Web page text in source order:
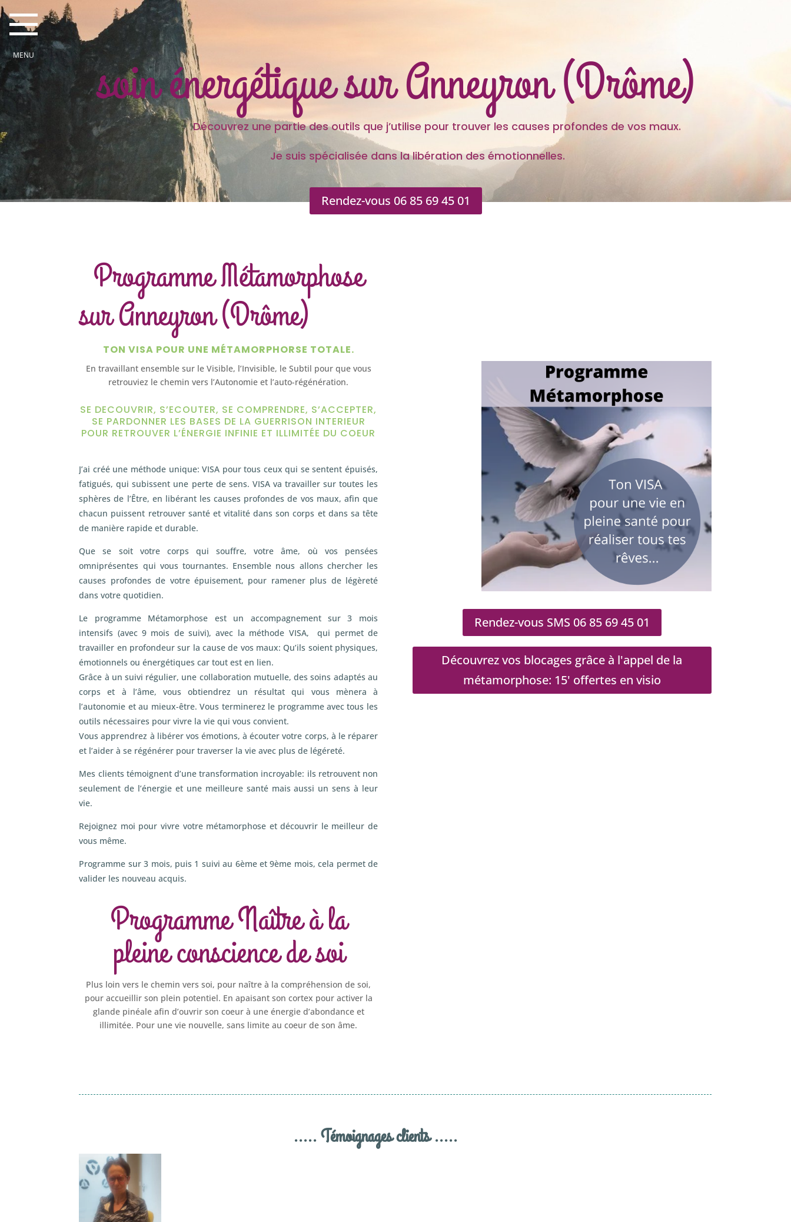
soin énergétique sur Anneyron (Drôme)
Découvrez une partie des outils que j’utilise pour trouver les causes profondes de vos maux.
Je suis spécialisée dans la libération des émotionnelles.
Rendez-vous 06 85 69 45 01
Programme Métamorphose
sur Anneyron (Drôme)
TON VISA POUR UNE MÉTAMORPHORSE TOTALE.
En travaillant ensemble sur le Visible, l’Invisible, le Subtil pour que vous
retrouviez le chemin vers l’Autonomie et l’auto-régénération.
SE DECOUVRIR, S’ECOUTER, SE COMPRENDRE, S’ACCEPTER,
SE PARDONNER LES BASES DE LA GUERRISON INTERIEUR
POUR RETROUVER L’ÉNERGIE INFINIE ET ILLIMITÉE DU COEUR
J’ai créé une méthode unique: VISA pour tous ceux qui se sentent épuisés,
fatigués, qui subissent une perte de sens. VISA va travailler sur toutes les
sphères de l’Être, en libérant les causes profondes de vos maux, afin que
chacun puissent retrouver santé et vitalité dans son corps et dans sa tête
de manière rapide et durable.
Que se soit votre corps qui souffre, votre âme, où vos pensées
omniprésentes qui vous tournantes. Ensemble nous allons chercher les
causes profondes de votre épuisement, pour ramener plus de légèreté
dans votre quotidien.
Le programme Métamorphose est un accompagnement sur 3 mois
intensifs (avec 9 mois de suivi), avec la méthode VISA, qui permet de
travailler en profondeur sur la cause de vos maux: Qu’ils soient physiques,
émotionnels ou énergétiques car tout est en lien.
Grâce à un suivi régulier, une collaboration mutuelle, des soins adaptés au
corps et à l’âme, vous obtiendrez un résultat qui vous mènera à
l’autonomie et au mieux-être. Vous terminerez le programme avec tous les
outils nécessaires pour vivre la vie qui vous convient.
Vous apprendrez à libérer vos émotions, à écouter votre corps, à le réparer
et l’aider à se régénérer pour traverser la vie avec plus de légéreté.
Mes clients témoignent d’une transformation incroyable: ils retrouvent non
seulement de l’énergie et une meilleure santé mais aussi un sens à leur
vie.
Rejoignez moi pour vivre votre métamorphose et découvrir le meilleur de
vous même.
Programme sur 3 mois, puis 1 suivi au 6ème et 9ème mois, cela permet de
valider les nouveau acquis.
Programme Naître à la
pleine conscience de soi
Plus loin vers le chemin vers soi, pour naître à la compréhension de soi,
pour accueillir son plein potentiel. En apaisant son cortex pour activer la
glande pinéale afin d’ouvrir son coeur à une énergie d’abondance et
illimitée. Pour une vie nouvelle, sans limite au coeur de son âme.
Rendez-vous SMS 06 85 69 45 01
Découvrez vos blocages grâce à l'appel de la
métamorphose: 15' offertes en visio
..... Témoignages clients .....